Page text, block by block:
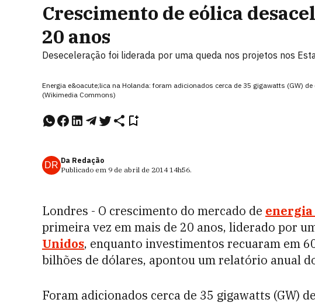
Crescimento de eólica
20 anos
Deseceleração foi liderada por uma queda nos projetos nos
Energia e&oacute;lica na Holanda: foram adicionados cerca de 35 gigawatts (GW)
(Wikimedia Commons)
DR Da Redação
Publicado em 9 de abril de 2014 14h56.
Londres - O crescimento do mercado de energia
primeira vez em mais de 20 anos, liderado por
Unidos, enquanto investimentos recuaram em
bilhões de dólares, apontou um relatório anual
Foram adicionados cerca de 35 gigawatts (GW)